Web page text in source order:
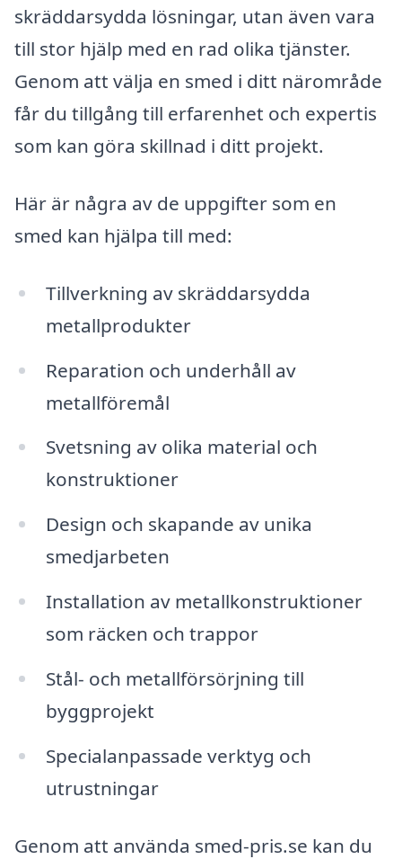
skräddarsydda lösningar, utan även vara
till stor hjälp med en rad olika tjänster.
Genom att välja en smed i ditt närområde
får du tillgång till erfarenhet och expertis
som kan göra skillnad i ditt projekt.
Här är några av de uppgifter som en
smed kan hjälpa till med:
Tillverkning av skräddarsydda
metallprodukter
Reparation och underhåll av
metallföremål
Svetsning av olika material och
konstruktioner
Design och skapande av unika
smedjarbeten
Installation av metallkonstruktioner
som räcken och trappor
Stål- och metallförsörjning till
byggprojekt
Specialanpassade verktyg och
utrustningar
Genom att använda smed-pris.se kan du